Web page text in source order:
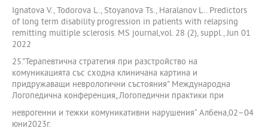
Ignatova V., Todorova L., Stoyanova Ts., Haralanov L.. Predictors
of long term disability progression in patients with relapsing
remitting multiple sclerosis. MS journal,vol. 28 (2), suppl., Jun 01
2022
25."Терапевтична стратегия при разстройство на
комуникацията със сходна клиничана картина и
придружаващи неврологични състояния" Международна
Логопедична конференция„Логопедични практики при
неврогенни и тежки комуникативни нарушения“ Албена,02–04
юни2023г.